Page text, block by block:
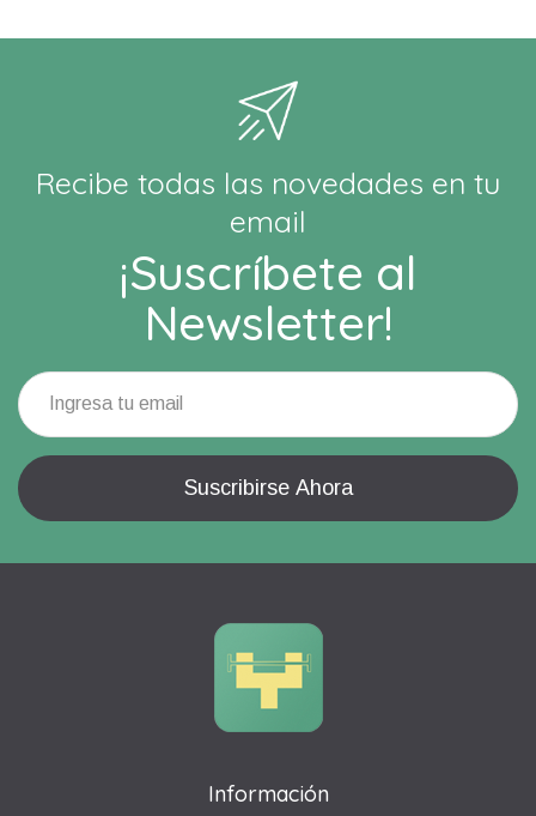
Recibe todas las novedades en tu
email
¡Suscríbete al
Newsletter!
Información